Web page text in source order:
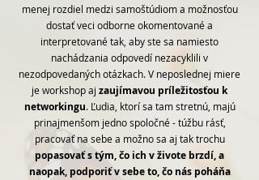
menej rozdiel medzi samoštúdiom a možnosťou
dostať veci odborne okomentované a
interpretované tak, aby ste sa namiesto
nachádzania odpovedí nezacyklili v
nezodpovedaných otázkach. V neposlednej miere
je workshop aj zaujímavou príležitosťou k
networkingu. Ľudia, ktorí sa tam stretnú, majú
prinajmenšom jedno spoločné - túžbu rásť,
pracovať na sebe a možno sa aj tak trochu
popasovať s tým, čo ich v živote brzdí, a
naopak, podporiť v sebe to, čo nás poháňa